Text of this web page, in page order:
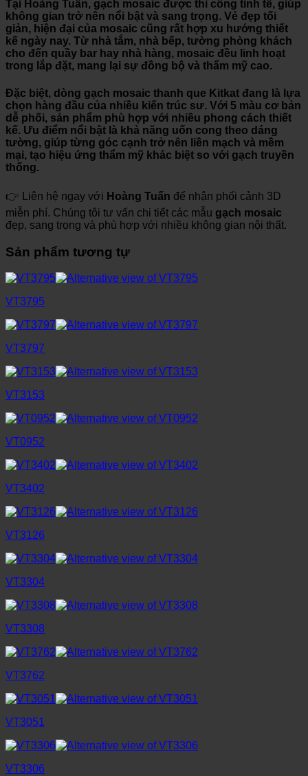
Tại Hoàng Tuấn, gạch mosaic được thi công tinh tế, giúp
không gian trở nên nổi bật và sang trọng. Vẻ đẹp tối
giản, hiện đại của mosaic cũng rất hợp xu hướng thiết
kế ngày nay. Từ nhà tắm, nhà bếp, tường phòng khách
cho đến quầy bar hay nhà hàng, mosaic đều linh hoạt
trong lắp đặt, mang lại sự đồng bộ và thẩm mỹ cao.
Đặc biệt, dòng gạch mosaic thanh que Kitkat đang là lựa
chọn hàng đầu của nhiều kiến trúc sư. Với 5 màu cơ bản
dễ phối, sản phẩm phù hợp với nhiều phong cách thiết
kế. Ưu điểm nổi bật là khả năng uốn cong theo dáng
tường, giúp từng góc cạnh trở nên liền mạch và mềm
mại, tạo hiệu ứng thẩm mỹ khác biệt so với gạch truyền
thống.
👉 Liên hệ ngay với Hoàng Tuấn để nhận phối cảnh 3D
miễn phí. Chúng tôi tư vấn chi tiết các mẫu gạch mosaic
đẹp, sang trọng và phù hợp với nhiều không gian nội thất.
Sản phẩm tương tự
VT3795
VT3797
VT3153
VT0952
VT3402
VT3126
VT3304
VT3308
VT3762
VT3051
VT3306